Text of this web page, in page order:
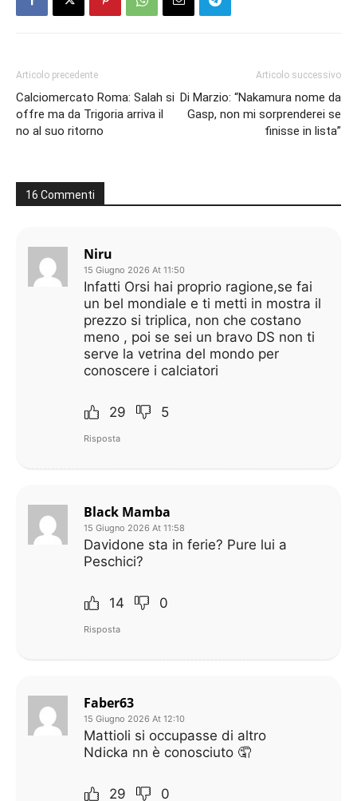
Articolo precedente
Calciomercato Roma: Salah si
offre ma da Trigoria arriva il
no al suo ritorno
Articolo successivo
Di Marzio: “Nakamura nome da
Gasp, non mi sorprenderei se
finisse in lista”
16 Commenti
Niru
15 Giugno 2026 At 11:50
Infatti Orsi hai proprio ragione,se fai
un bel mondiale e ti metti in mostra il
prezzo si triplica, non che costano
meno , poi se sei un bravo DS non ti
serve la vetrina del mondo per
conoscere i calciatori
29 5
Risposta
Black Mamba
15 Giugno 2026 At 11:58
Davidone sta in ferie? Pure lui a
Peschici?
14 0
Risposta
Faber63
15 Giugno 2026 At 12:10
Mattioli si occupasse di altro
Ndicka nn è conosciuto 🤦
29 0